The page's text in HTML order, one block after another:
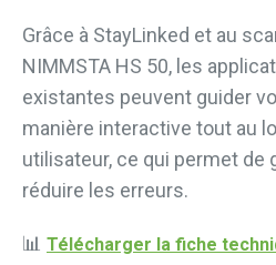
Grâce à StayLinked et au
NIMMSTA HS 50, les
existantes peuvent guider
manière interactive tout au
utilisateur, ce qui permet de
réduire les erreurs.
📊 Télécharger la fiche